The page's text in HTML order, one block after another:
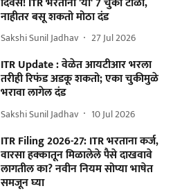
नाहीतर बसू शकतो मोठा दंड
Sakshi Sunil Jadhav 27 Jul 2026
ITR Update : वेळेत आयटीआर भरला
तरीही रिफंड अडकू शकतो; एका चुकीमुळे
भरावा लागेल दंड
Sakshi Sunil Jadhav 10 Jul 2026
ITR Filing 2026-27: ITR भरताना कर्ज,
वारसा हक्कातून मिळालेले पैसे दाखवावे
लागतील का? नवीन नियम सोप्या भाषेत
समजून घ्या